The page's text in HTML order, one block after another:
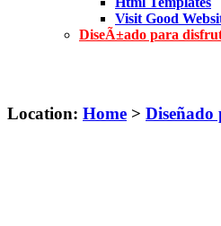
Visit Good
DiseÃ±ado para
Location: Home >